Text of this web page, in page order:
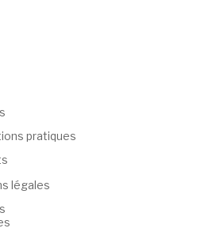
pratiques
légales